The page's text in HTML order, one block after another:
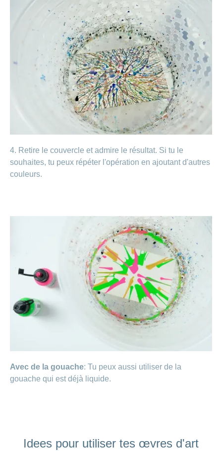
4. Retire le couvercle et admire le résultat. Si tu le
souhaites, tu peux répéter l'opération en ajoutant d'autres
couleurs.
Avec de la gouache: Tu peux aussi utiliser de la
gouache qui est déjà liquide.
Idees pour utiliser tes œvres d'art